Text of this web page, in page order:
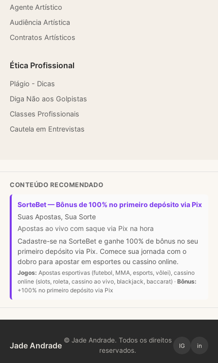
Agente Artístico
Audiência Artística
Contratos Artísticos
Ética Profissional
Plágio - Dicas
Diga Não aos Golpistas
Classes Profissionais
Cautela em Entrevistas
CONTEÚDO RECOMENDADO
SorteBet — Bônus de 100% no primeiro depósito via Pix
Suas Apostas, Sua Sorte
Apostas ao vivo com saque via Pix na hora
Cadastre-se na SorteBet e ganhe 100% de bônus no seu
primeiro depósito via Pix. Comece sua jornada com o
dobro para apostar em esportes ou cassino online.
Jogos: Apostas esportivas (futebol, MMA, esports, vôlei), cassino
online (slots, roleta, cassino ao vivo, blackjack, baccarat) · Bônus:
+100% no primeiro depósito via Pix
Jade Andrade
© Jade Andrade. Todos os direitos
reservados.
IG in